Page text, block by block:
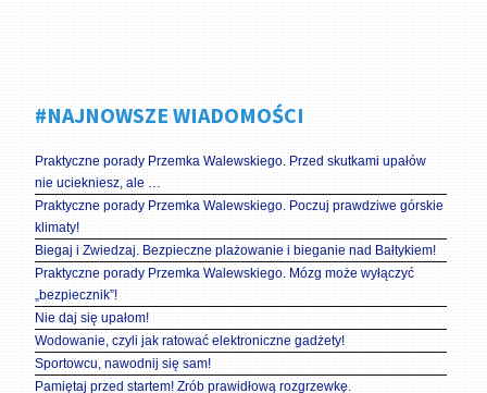
#NAJNOWSZE WIADOMOŚCI
Praktyczne porady Przemka Walewskiego. Przed skutkami upałów
nie uciekniesz, ale …
Praktyczne porady Przemka Walewskiego. Poczuj prawdziwe górskie
klimaty!
Biegaj i Zwiedzaj. Bezpieczne plażowanie i bieganie nad Bałtykiem!
Praktyczne porady Przemka Walewskiego. Mózg może wyłączyć
„bezpiecznik”!
Nie daj się upałom!
Wodowanie, czyli jak ratować elektroniczne gadżety!
Sportowcu, nawodnij się sam!
Pamiętaj przed startem! Zrób prawidłową rozgrzewkę.